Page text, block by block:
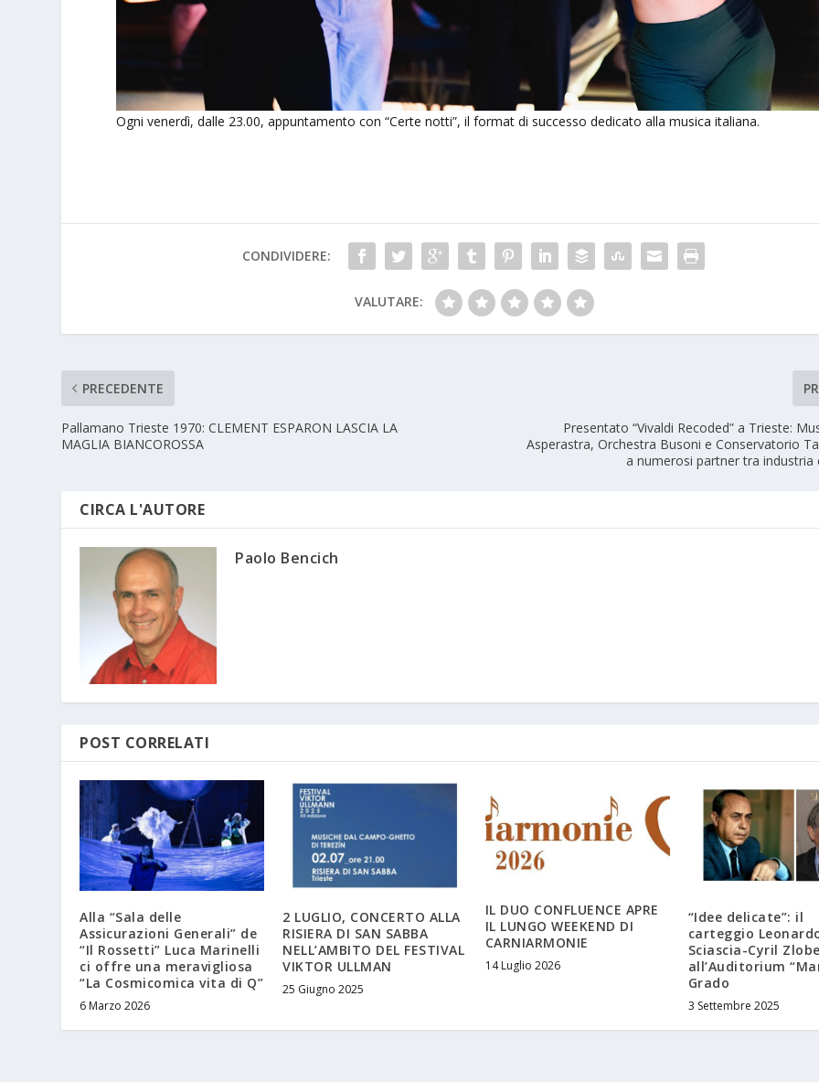
Ogni venerdì, dalle 23.00, appuntamento con “Certe notti”, il format di successo dedicato alla musica italiana.
CONDIVIDERE:
VALUTARE:
PRECEDENTE
Pallamano Trieste 1970: CLEMENT ESPARON LASCIA LA
MAGLIA BIANCOROSSA
Presentato “Vivaldi Recoded” a Trieste:
Asperastra, Orchestra Busoni e Conservatorio
a numerosi partner tra industria
CIRCA L'AUTORE
Paolo Bencich
POST CORRELATI
Alla “Sala delle
Assicurazioni Generali” de
“Il Rossetti” Luca Marinelli
ci offre una meravigliosa
“La Cosmicomica vita di Q”
6 Marzo 2026
2 LUGLIO, CONCERTO ALLA
RISIERA DI SAN SABBA
NELL’AMBITO DEL FESTIVAL
VIKTOR ULLMAN
25 Giugno 2025
IL DUO CONFLUENCE APRE
IL LUNGO WEEKEND DI
CARNIARMONIE
14 Luglio 2026
“Idee delicate”: il
carteggio
Sciascia-Cyril
all’Auditorium
Grado
3 Settembre 2025